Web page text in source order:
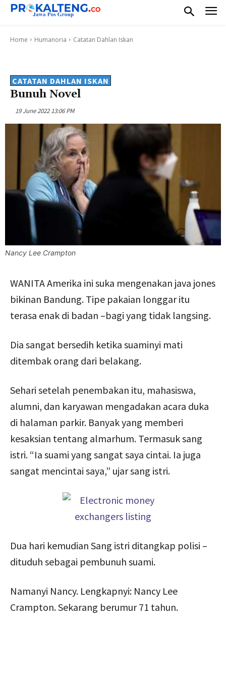
Home Humanoria Catatan Dahlan Iskan
CATATAN DAHLAN ISKAN
Bunuh Novel
19 June 2022 13:06 PM
Nancy Lee Crampton
WANITA Amerika ini suka mengenakan java jones
bikinan Bandung. Tipe pakaian longgar itu
terasa enak di badan –bagi yang tidak langsing.
Dia sangat bersedih ketika suaminyi mati
ditembak orang dari belakang.
Sehari setelah penembakan itu, mahasiswa,
alumni, dan karyawan mengadakan acara duka
di halaman parkir. Banyak yang memberi
kesaksian tentang almarhum. Termasuk sang
istri. “Ia suami yang sangat saya cintai. Ia juga
sangat mencintai saya,” ujar sang istri.
Dua hari kemudian Sang istri ditangkap polisi –
dituduh sebagai pembunuh suami.
Namanyi Nancy. Lengkapnyi: Nancy Lee
Crampton. Sekarang berumur 71 tahun.